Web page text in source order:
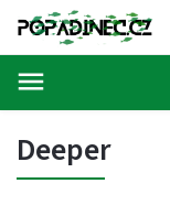
Deeper